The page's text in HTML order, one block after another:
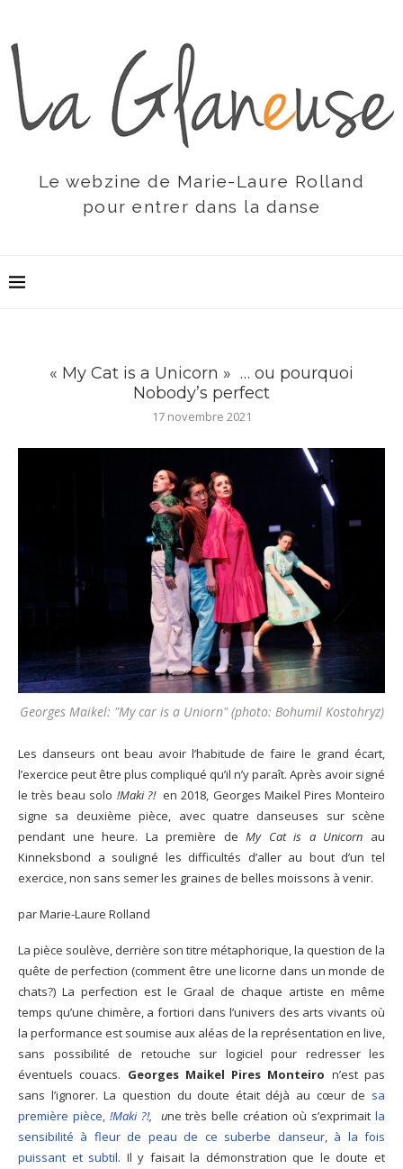
Le webzine de Marie-Laure Rolland
pour entrer dans la danse
« My Cat is a Unicorn » … ou pourquoi
Nobody’s perfect
17 novembre 2021
Georges Maikel: "My car is a Uniorn" (photo: Bohumil Kostohryz)
Les danseurs ont beau avoir l’habitude de faire le grand écart,
l’exercice peut être plus compliqué qu’il n’y paraît. Après avoir signé
le très beau solo !Maki ?!en 2018, Georges Maikel Pires Monteiro
signe sa deuxième pièce, avec quatre danseuses sur scène
pendant une heure. La première deMy Cat is a Unicorn au
Kinneksbond a souligné les difficultés d’aller au bout d’un tel
exercice, non sans semer les graines de belles moissons à venir.
par Marie-Laure Rolland
La pièce soulève, derrière son titre métaphorique, la question de la
quête de perfection (comment être une licorne dans un monde de
chats?) La perfection est le Graal de chaque artiste en même
temps qu’une chimère, a fortiori dans l’univers des arts vivants où
la performance est soumise aux aléas de la représentation en live,
sans possibilité de retouche sur logiciel pour redresser les
éventuels couacs. Georges Maikel Pires Monteiro n’est pas
sans l’ignorer. La question du doute était déjà au cœur de sa
première pièce, !Maki ?!, une très belle création où s’exprimaitla
sensibilité à fleur de peau de ce suberbe danseur, à la fois
puissant et subtil. Il y faisait la démonstration que le doute et